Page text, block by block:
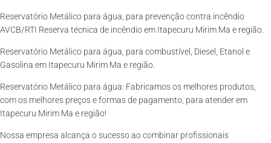
Reservatório Metálico para água, para prevenção contra incêndio
AVCB/RTI Reserva técnica de incêndio em Itapecuru Mirim Ma e região.
Reservatório Metálico para água, para combustível, Diesel, Etanol e
Gasolina em Itapecuru Mirim Ma e região.
Reservatório Metálico para água: Fabricamos os melhores produtos,
com os melhores preços e formas de pagamento, para atender em
Itapecuru Mirim Ma e região!
Nossa empresa alcança o sucesso ao combinar profissionais